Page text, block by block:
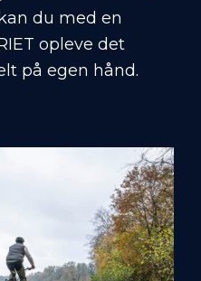
du med en
opleve det
på egen hånd.